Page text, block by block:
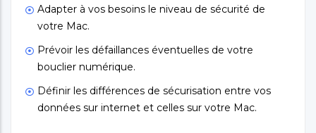
Adapter à vos besoins le niveau de sécurité de
votre Mac.
Prévoir les défaillances éventuelles de votre
bouclier numérique.
Définir les différences de sécurisation entre vos
données sur internet et celles sur votre Mac.